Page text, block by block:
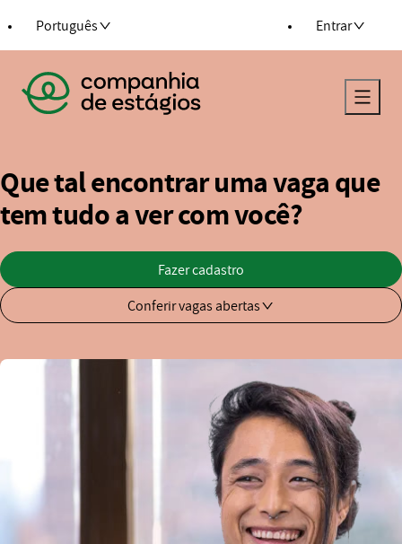
o conteúdo
Português Entrar
Voltar para a página principal
Que tal encontrar uma vaga que
tem tudo a ver com você?
Fazer cadastro
Conferir vagas abertas